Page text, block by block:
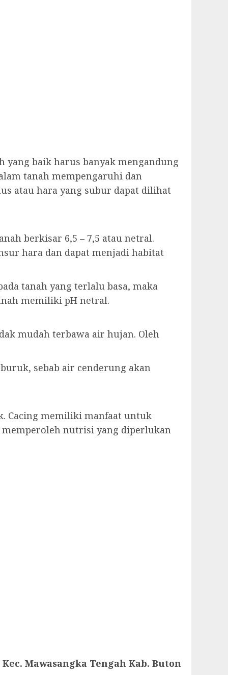
yang baik harus banyak mengandung
tanah mempengaruhi dan
atau hara yang subur dapat dilihat
berkisar 6,5 – 7,5 atau netral.
hara dan dapat menjadi habitat
tanah yang terlalu basa, maka
memiliki pH netral.
mudah terbawa air hujan. Oleh
sebab air cenderung akan
Cacing memiliki manfaat untuk
memperoleh nutrisi yang diperlukan
Kec. Mawasangka Tengah Kab. Buton